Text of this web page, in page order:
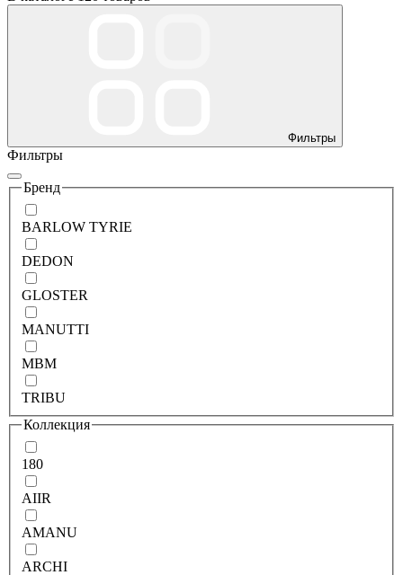
Фильтры
Фильтры
Бренд
BARLOW TYRIE
DEDON
GLOSTER
MANUTTI
MBM
TRIBU
Коллекция
180
AIIR
AMANU
ARCHI